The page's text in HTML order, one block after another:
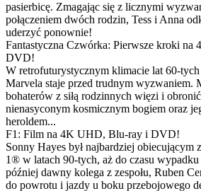
pasierbicę. Zmagając się z licznymi
połączeniem dwóch rodzin, Tess i Anna
uderzyć ponownie!
Fantastyczna Czwórka: Pierwsze kroki
DVD!
W retrofuturystycznym klimacie lat 60-
Marvela staje przed trudnym wyzwaniem.
bohaterów z siłą rodzinnych więzi i
nienasyconym kosmicznym bogiem oraz
heroldem...
F1: Film na 4K UHD, Blu-ray i DVD!
Sonny Hayes był najbardziej
1® w latach 90-tych, aż do czasu
później dawny kolega z zespołu, Ruben
do powrotu i jazdy u boku przebojowego